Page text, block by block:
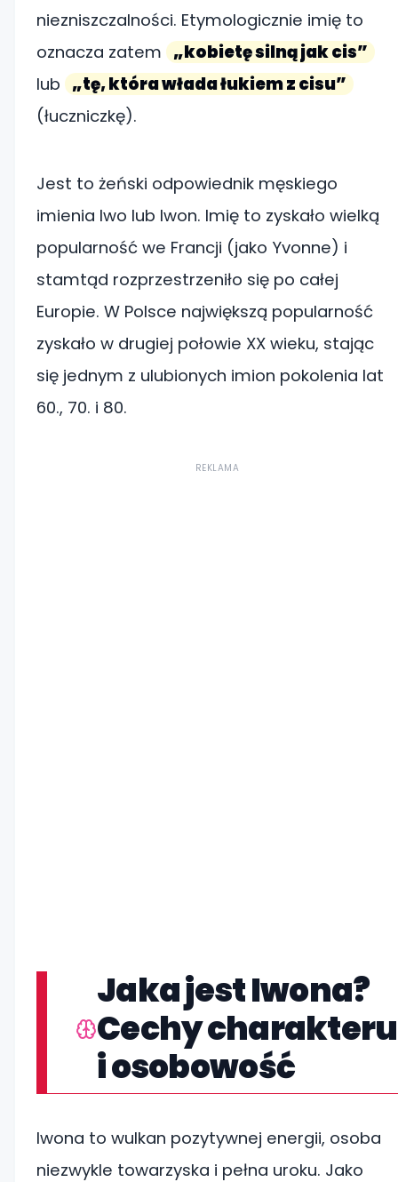
niezniszczalności. Etymologicznie imię to
oznacza zatem „kobietę silną jak cis”
lub „tę, która włada łukiem z cisu”
(łuczniczkę).
Jest to żeński odpowiednik męskiego
imienia Iwo lub Iwon. Imię to zyskało wielką
popularność we Francji (jako Yvonne) i
stamtąd rozprzestrzeniło się po całej
Europie. W Polsce największą popularność
zyskało w drugiej połowie XX wieku, stając
się jednym z ulubionych imion pokolenia lat
60., 70. i 80.
REKLAMA
Jaka jest Iwona?
Cechy charakteru
i osobowość
Iwona to wulkan pozytywnej energii, osoba
niezwykle towarzyska i pełna uroku. Jako